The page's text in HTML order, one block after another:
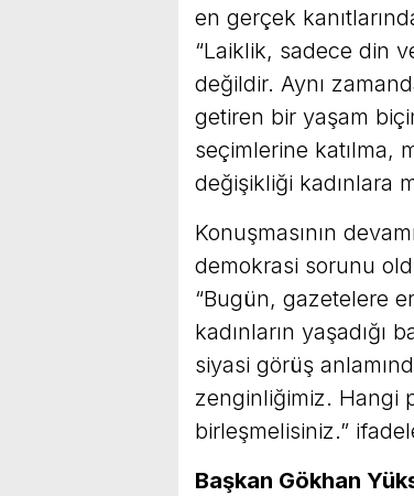
en gerçek
“Laiklik, sadece din
değildir. Aynı
getiren bir yaşam
seçimlerine katılma,
değişikliği kadınlara
Konuşmasının
demokrasi sorunu
“Bugün, gazetelere
kadınların yaşadığı
siyasi görüş
zenginliğimiz. Hangi
birleşmelisiniz.”
Başkan Gökhan